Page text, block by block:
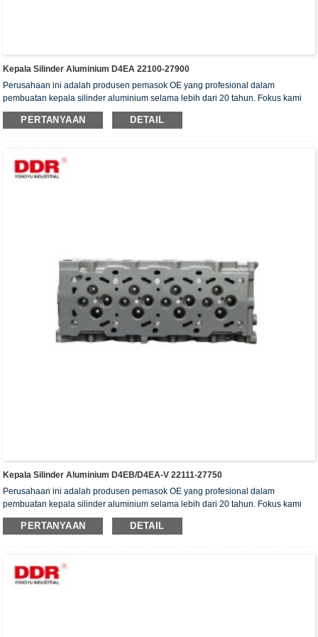
Kepala Silinder Aluminium D4EA 22100-27900
Perusahaan ini adalah produsen pemasok OE yang profesional dalam
pembuatan kepala silinder aluminium selama lebih dari 20 tahun. Fokus kami
adalah pada kualitas dan layanan. Kepala silinder kami telah memperoleh
sertifikat otentikasi ISO16949, "Kepala silinder dengan penyegelan tinggi",
PERTANYAAN DETAIL
Kepala Silinder Aluminium D4EB/D4EA-V 22111-27750
Perusahaan ini adalah produsen pemasok OE yang profesional dalam
pembuatan kepala silinder aluminium selama lebih dari 20 tahun. Fokus kami
adalah pada kualitas dan layanan. Kepala silinder kami telah memperoleh
sertifikat otentikasi ISO16949, "Kepala silinder dengan penyegelan tinggi",
PERTANYAAN DETAIL